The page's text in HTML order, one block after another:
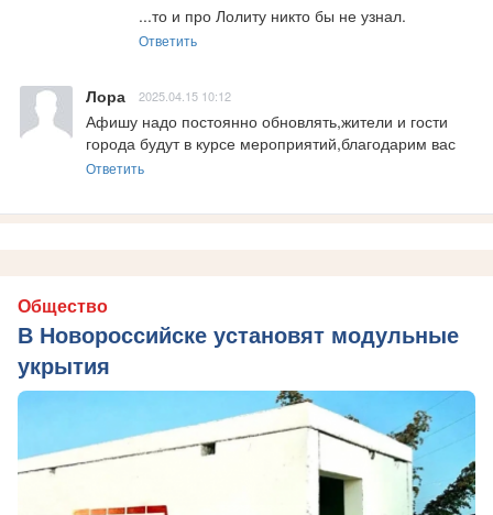
...то и про Лолиту никто бы не узнал.
Ответить
Лора 2025.04.15 10:12
Афишу надо постоянно обновлять,жители и гости
города будут в курсе мероприятий,благодарим вас
Ответить
Общество
В Новороссийске установят модульные
укрытия